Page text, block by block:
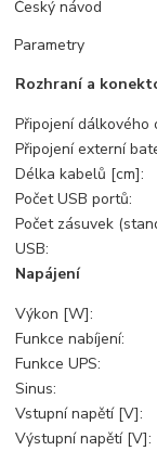
Český návod
Parametry
Rozhraní a
Připojení dálkového
Připojení externí
Délka kabelů [cm]:
Počet USB portů:
Počet zásuvek
USB:
Napájení
Výkon [W]:
Funkce nabíjení:
Funkce UPS:
Sinus:
Vstupní napětí [V]:
Výstupní napětí [V]: